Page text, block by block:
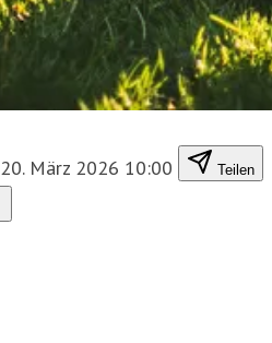
20. März 2026 10:00 Teilen